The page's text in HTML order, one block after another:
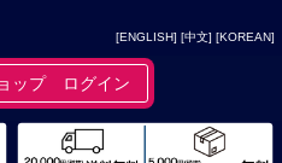
[ENGLISH] [中文] [KOREAN]
ップ ログイン